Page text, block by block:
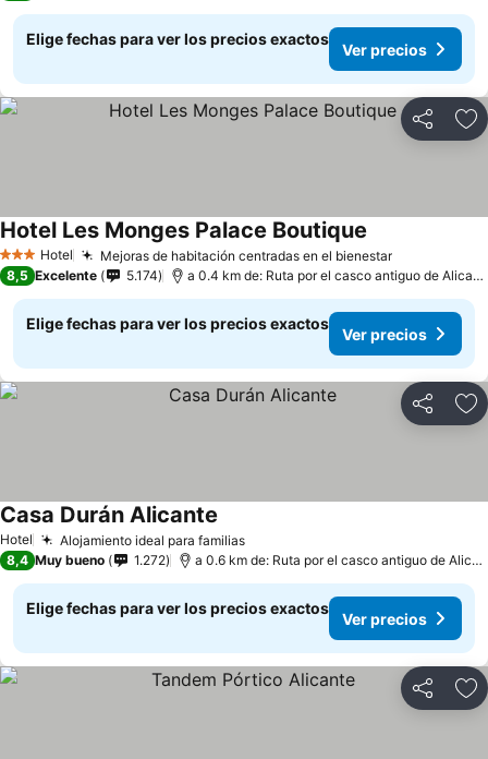
Elige fechas para ver los precios exactos
Ver precios
Compartir
3 Estrellas
Hotel Mejoras de habitación centradas en el bienestarVer precios
Hotel Les Monges Palace Boutique
8,5 Excelente 5.174 a 0.4 km de: Ruta por el casco antiguo de
Elige fechas para ver los precios exactos
Ver precios
Compartir
Hotel Alojamiento ideal para familiasVer precios
Casa Durán Alicante
8,4 Muy bueno 1.272 a 0.6 km de: Ruta por el casco antiguo de
Elige fechas para ver los precios exactos
Ver precios
Compartir